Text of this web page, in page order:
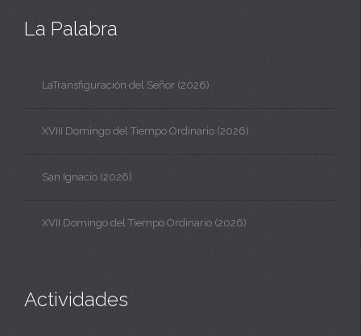
La Palabra
LaTransfiguración del Señor (2026)
XVIII Domingo del Tiempo Ordinario (2026)
San Ignacio (2026)
XVII Domingo del Tiempo Ordinario (2026)
Actividades